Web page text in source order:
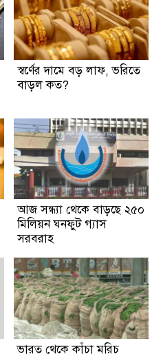
স্বর্ণের দামে বড় লাফ, ভরিতে
বাড়ল কত?
আজ সন্ধ্যা থেকে বাড়ছে ২৫০
মিলিয়ন ঘনফুট গ্যাস
সরবরাহ
ভারত থেকে কাঁচা মরিচ